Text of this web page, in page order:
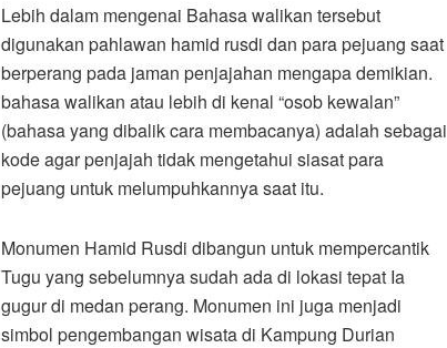
Lebih dalam mengenai Bahasa walikan tersebut
digunakan pahlawan hamid rusdi dan para pejuang saat
berperang pada jaman penjajahan mengapa demikian.
bahasa walikan atau lebih di kenal “osob kewalan”
(bahasa yang dibalik cara membacanya) adalah sebagai
kode agar penjajah tidak mengetahui siasat para
pejuang untuk melumpuhkannya saat itu.
Monumen Hamid Rusdi dibangun untuk mempercantik
Tugu yang sebelumnya sudah ada di lokasi tepat Ia
gugur di medan perang. Monumen ini juga menjadi
simbol pengembangan wisata di Kampung Durian